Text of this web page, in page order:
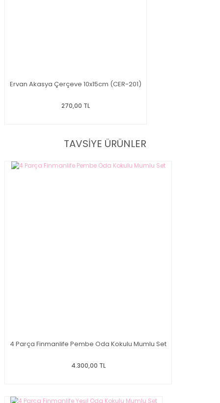
Ervan Akasya Çerçeve 10x15cm (CER-201)
270,00 TL
TAVSİYE ÜRÜNLER
4 Parça Finmanlife Pembe Oda Kokulu Mumlu Set
4.300,00 TL